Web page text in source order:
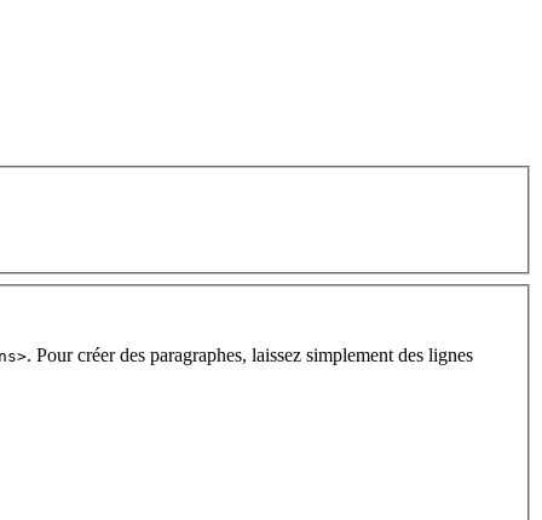
. Pour créer des paragraphes, laissez simplement des lignes